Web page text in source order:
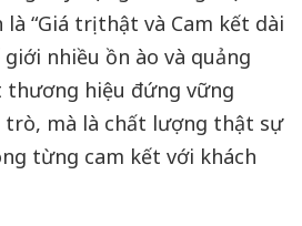
“Giá trị thật và Cam kết dài
nhiều ồn ào và quảng
thương hiệu đứng vững
trò, mà là chất lượng thật sự
từng cam kết với khách